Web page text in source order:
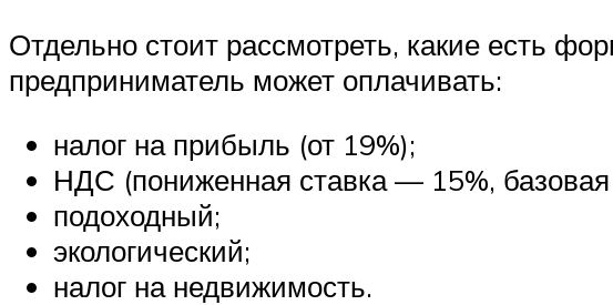
Отдельно стоит рассмотреть, какие есть
предприниматель может оплачивать:
налог на прибыль (от 19%);
НДС (пониженная ставка — 15%,
подоходный;
экологический;
налог на недвижимость.